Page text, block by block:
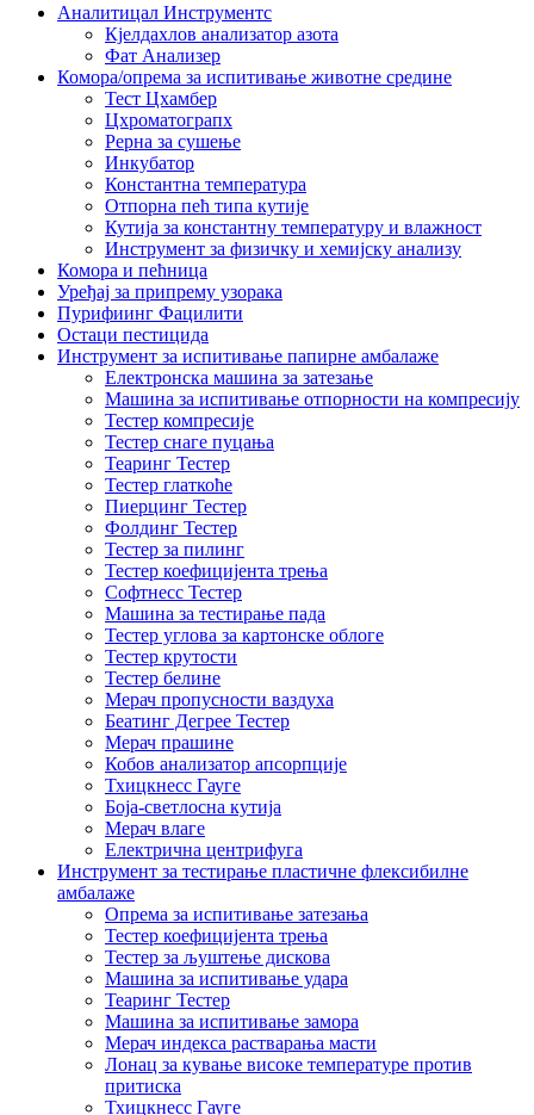
Аналитицал Инструментс
Кјелдахлов анализатор азота
Фат Анализер
Комора/опрема за испитивање животне средине
Тест Цхамбер
Цхроматограпх
Рерна за сушење
Инкубатор
Константна температура
Отпорна пећ типа кутије
Кутија за константну температуру и влажност
Инструмент за физичку и хемијску анализу
Комора и пећница
Уређај за припрему узорака
Пурифиинг Фацилити
Остаци пестицида
Инструмент за испитивање папирне амбалаже
Електронска машина за затезање
Машина за испитивање отпорности на компресију
Тестер компресије
Тестер снаге пуцања
Теаринг Тестер
Тестер глаткоће
Пиерцинг Тестер
Фолдинг Тестер
Тестер за пилинг
Тестер коефицијента трења
Софтнесс Тестер
Машина за тестирање пада
Тестер углова за картонске облоге
Тестер крутости
Тестер белине
Мерач пропусности ваздуха
Беатинг Дегрее Тестер
Мерач прашине
Кобов анализатор апсорпције
Тхицкнесс Гауге
Боја-светлосна кутија
Мерач влаге
Електрична центрифуга
Инструмент за тестирање пластичне флексибилне
амбалаже
Опрема за испитивање затезања
Тестер коефицијента трења
Тестер за љуштење дискова
Машина за испитивање удара
Теаринг Тестер
Машина за испитивање замора
Мерач индекса растварања масти
Лонац за кување високе температуре против
притиска
Тхицкнесс Гауге